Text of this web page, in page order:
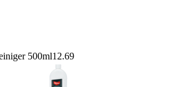
500ml12.69